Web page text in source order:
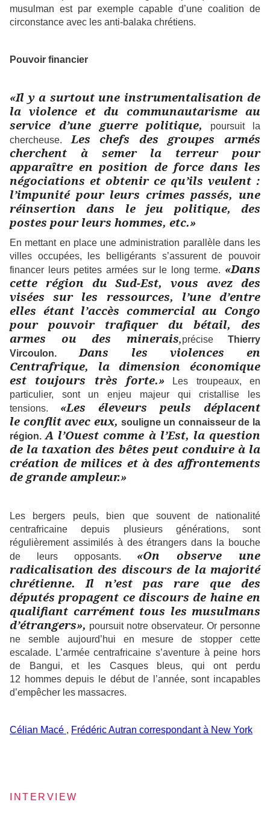
musulman est par exemple capable d’une coalition de
circonstance avec les anti-balaka chrétiens.
Pouvoir financier
«Il y a surtout une instrumentalisation de
la violence et du communautarisme au
service d’une guerre politique,
poursuit la
chercheuse.
Les chefs des groupes armés
cherchent à semer la terreur pour
apparaître en position de force dans les
négociations et obtenir ce qu’ils veulent :
l’impunité pour leurs crimes passés, une
réinsertion dans le jeu politique, des
postes pour leurs hommes, etc.»
En mettant en place une administration parallèle dans les
villes occupées, les belligérants s’assurent de pouvoir
financer leurs petites armées sur le long terme. «Dans
cette région du Sud-Est, vous avez des
visées sur les ressources, l’une d’entre
elles étant l’accès commercial au Congo
pour pouvoir trafiquer du bétail, des
armes ou des minerais,précise Thierry
Vircoulon.
Dans les violences en
Centrafrique, la dimension économique
est toujours très forte.» Les troupeaux, en
particulier, sont un enjeu majeur qui cristallise les
tensions. «Les éleveurs peuls déplacent
le conflit avec eux, souligne un connaisseur de la
région.A l’Ouest comme à l’Est, la question
de la taxation des bêtes peut conduire à la
création de milices et à des affrontements
de grande ampleur.»
Les bergers peuls, bien que souvent de nationalité
centrafricaine depuis plusieurs générations, sont
régulièrement assimilés à des étrangers dans la bouche
de leurs opposants. «On observe une
radicalisation des discours de la majorité
chrétienne. Il n’est pas rare que des
députés propagent ce discours de haine en
qualifiant carrément tous les musulmans
d’étrangers», poursuit notre observateur. Or personne
ne semble aujourd’hui en mesure de stopper cette
escalade. L’armée centrafricaine s’aventure à peine hors
de Bangui, et les Casques bleus, qui ont perdu
12 hommes depuis le début de l’année, sont incapables
d’empêcher les massacres.
Célian Macé , Frédéric Autran correspondant à New York
INTERVIEW